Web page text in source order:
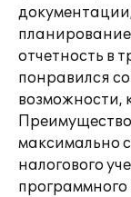
отчетность в
понравился
возможности,
максимально
налогового